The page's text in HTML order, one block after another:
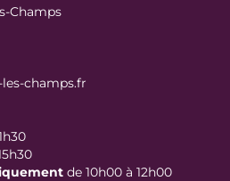
Champs
champs.fr
de 10h00 à 12h00